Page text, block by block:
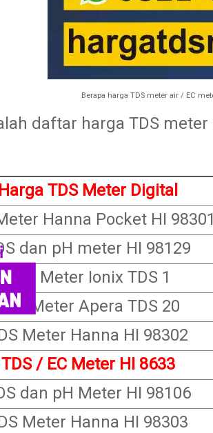
Berapa harga TDS meter air / EC
daftar harga TDS meter
Harga TDS Meter Digital
Hanna Pocket HI 98301
dan pH meter HI 98129
TDS Meter Ionix TDS 1
Meter Apera TDS 20
Meter Hanna HI 98302
TDS / EC Meter HI 8633
dan pH Meter HI 98106
Meter Hanna HI 98303